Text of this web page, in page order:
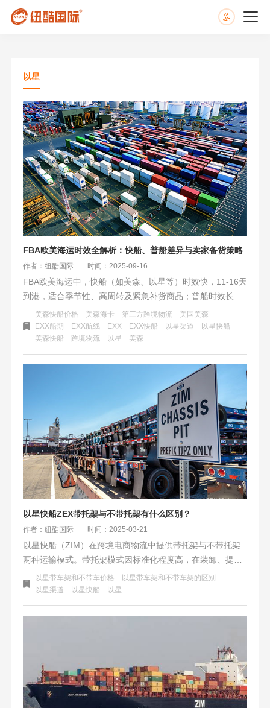
以星
FBA欧美海运时效全解析：快船、普船差异与卖家备货策略
作者：纽酷国际 时间：2025-09-16
FBA欧美海运中，快船（如美森、以星等）时效快，11-16天
到港，适合季节性、高周转及紧急补货商品；普船时效长，
适合低价值大宗及长保质期货物。旺季备货应提前错峰，快
慢船结合，选有赔付保障和技术赋能的服务商，实现最优投
入产出比。
美森快船价格 美森海卡 第三方跨境物流
美国美森
EXX船期
EXX航线 EXX EXX快船 以星渠道
以星快船
美森快船
跨境物流 以星 美森
以星快船ZEX带托架与不带托架有什么区别？
作者：纽酷国际 时间：2025-03-21
以星快船（ZIM）在跨境电商物流中提供带托架与不带托架
两种运输模式。带托架模式因标准化程度高，在装卸、提
柜、船上位置及提柜时效上均具优势，适合高时效货物。不
带托架模式则成本较低，适合非紧急货物。企业可根据需求
以星带车架和不带车价格
以星带车架和不带车架的区别
以星渠道
以星快船 以星